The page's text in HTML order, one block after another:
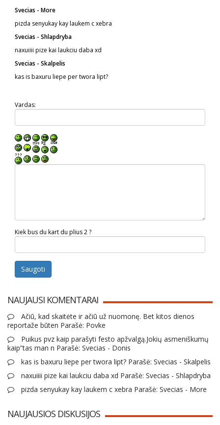
Svecias - More
pizda senyukay kay laukem c xebra
Svecias - Shlapdryba
naxuiiii pize kai laukciu daba xd
Svecias - Skalpelis
kas is baxuru liepe per twora lipt?
Vardas:
Kiek bus du kart du plius 2 ?
Saugoti
NAUJAUSI KOMENTARAI
Ačiū, kad skaitėte ir ačiū už nuomonę. Bet kitos dienos
reportaže būten Parašė: Povke
Puikus pvz kaip parašyti festo apžvalgą.Jokių asmeniškumų
kaip”tas man n Parašė: Svecias - Donis
kas is baxuru liepe per twora lipt? Parašė: Svecias - Skalpelis
naxuiiii pize kai laukciu daba xd Parašė: Svecias - Shlapdryba
pizda senyukay kay laukem c xebra Parašė: Svecias - More
NAUJAUSIOS DISKUSIJOS